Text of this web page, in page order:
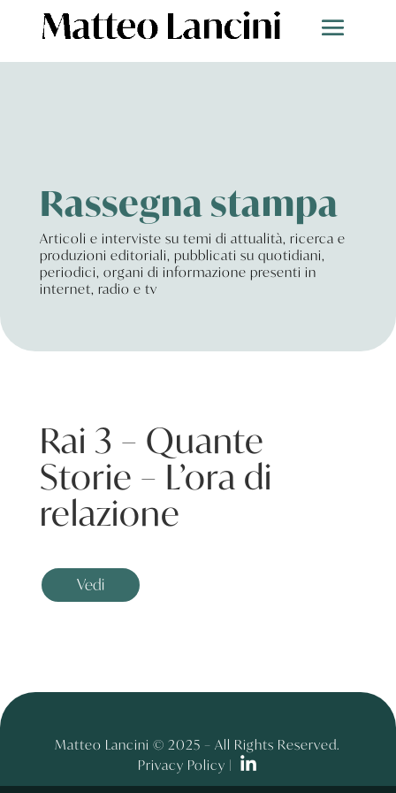
Rassegna stampa
Articoli e interviste su temi di attualità, ricerca e
produzioni editoriali, pubblicati su quotidiani,
periodici, organi di informazione presenti in
internet, radio e tv
Rai 3 – Quante
Storie – L’ora di
relazione
Vedi
Matteo Lancini © 2025 – All Rights Reserved.
Privacy Policy |